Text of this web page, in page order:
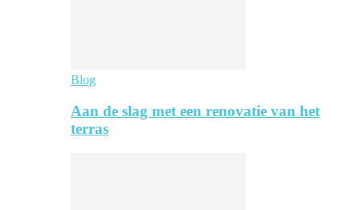
Blog
Aan de slag met een renovatie van het
terras